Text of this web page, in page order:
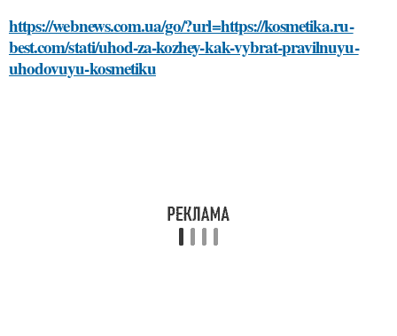
https://webnews.com.ua/go/?url=https://kosmetika.ru-
best.com/stati/uhod-za-kozhey-kak-vybrat-pravilnuyu-
uhodovuyu-kosmetiku